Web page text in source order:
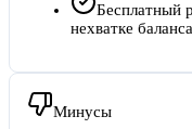
Бесплатный
нехватке баланса
Минусы